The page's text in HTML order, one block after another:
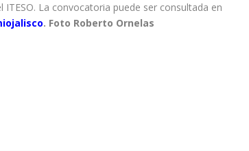
ITESO. La convocatoria puede ser consultada en
. Foto Roberto Ornelas